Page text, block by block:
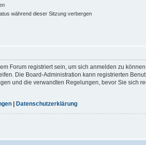
während dieser Sitzung verbergen
Forum registriert sein, um sich anmelden zu
Die Board-Administration kann registrierten
und die verwandten Regelungen, bevor Sie sich
| Datenschutzerklärung